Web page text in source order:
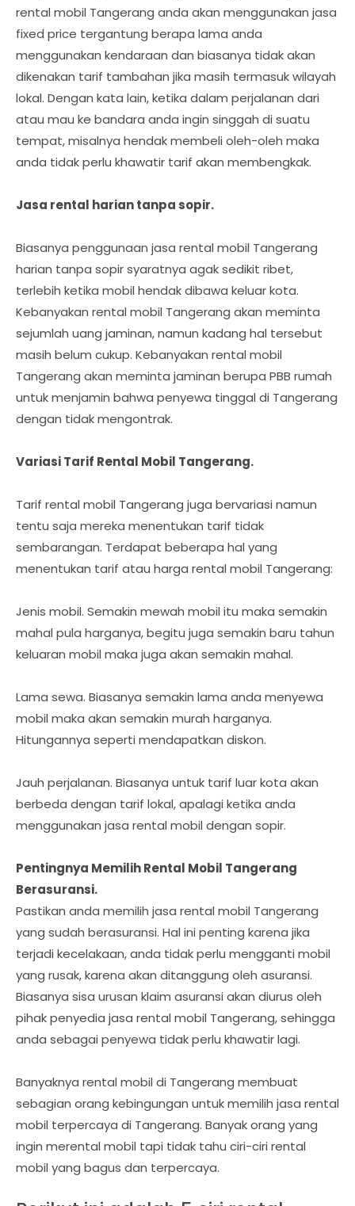
rental mobil Tangerang anda akan menggunakan jasa
fixed price tergantung berapa lama anda
menggunakan kendaraan dan biasanya tidak akan
dikenakan tarif tambahan jika masih termasuk wilayah
lokal. Dengan kata lain, ketika dalam perjalanan dari
atau mau ke bandara anda ingin singgah di suatu
tempat, misalnya hendak membeli oleh-oleh maka
anda tidak perlu khawatir tarif akan membengkak.
Jasa rental harian tanpa sopir.
Biasanya penggunaan jasa rental mobil Tangerang
harian tanpa sopir syaratnya agak sedikit ribet,
terlebih ketika mobil hendak dibawa keluar kota.
Kebanyakan rental mobil Tangerang akan meminta
sejumlah uang jaminan, namun kadang hal tersebut
masih belum cukup. Kebanyakan rental mobil
Tangerang akan meminta jaminan berupa PBB rumah
untuk menjamin bahwa penyewa tinggal di Tangerang
dengan tidak mengontrak.
Variasi Tarif Rental Mobil Tangerang.
Tarif rental mobil Tangerang juga bervariasi namun
tentu saja mereka menentukan tarif tidak
sembarangan. Terdapat beberapa hal yang
menentukan tarif atau harga rental mobil Tangerang:
Jenis mobil. Semakin mewah mobil itu maka semakin
mahal pula harganya, begitu juga semakin baru tahun
keluaran mobil maka juga akan semakin mahal.
Lama sewa. Biasanya semakin lama anda menyewa
mobil maka akan semakin murah harganya.
Hitungannya seperti mendapatkan diskon.
Jauh perjalanan. Biasanya untuk tarif luar kota akan
berbeda dengan tarif lokal, apalagi ketika anda
menggunakan jasa rental mobil dengan sopir.
Pentingnya Memilih Rental Mobil Tangerang
Berasuransi.
Pastikan anda memilih jasa rental mobil Tangerang
yang sudah berasuransi. Hal ini penting karena jika
terjadi kecelakaan, anda tidak perlu mengganti mobil
yang rusak, karena akan ditanggung oleh asuransi.
Biasanya sisa urusan klaim asuransi akan diurus oleh
pihak penyedia jasa rental mobil Tangerang, sehingga
anda sebagai penyewa tidak perlu khawatir lagi.
Banyaknya rental mobil di Tangerang membuat
sebagian orang kebingungan untuk memilih jasa rental
mobil terpercaya di Tangerang. Banyak orang yang
ingin merental mobil tapi tidak tahu ciri-ciri rental
mobil yang bagus dan terpercaya.